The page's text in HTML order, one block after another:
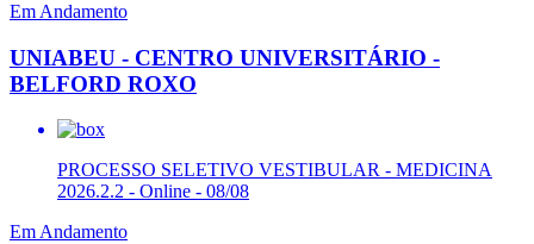
Em Andamento
UNIABEU - CENTRO UNIVERSITÁRIO -
BELFORD ROXO
PROCESSO SELETIVO VESTIBULAR - MEDICINA
2026.2.2 - Online - 08/08
Em Andamento